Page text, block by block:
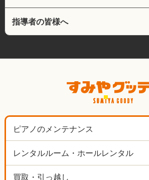
指導者の皆様へ
ピアノのメンテナンス
レンタルルーム・ホールレンタル
買取・引っ越し